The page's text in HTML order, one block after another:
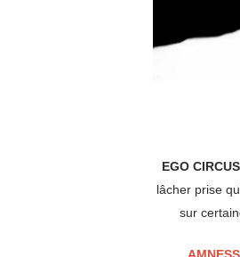
EGO CIRCUS
lâcher prise
sur